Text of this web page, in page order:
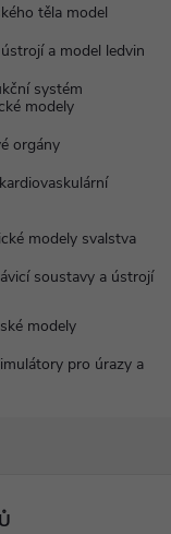
těla model
a model ledvin
systém
modely
orgány
modely svalstva
soustavy a ústrojí
modely
pro úrazy a